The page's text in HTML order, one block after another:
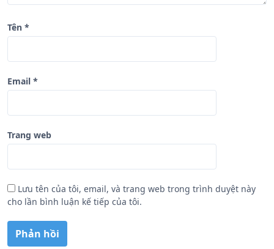
Tên *
Email *
Trang web
Lưu tên của tôi, email, và trang web trong trình duyệt này
cho lần bình luận kế tiếp của tôi.